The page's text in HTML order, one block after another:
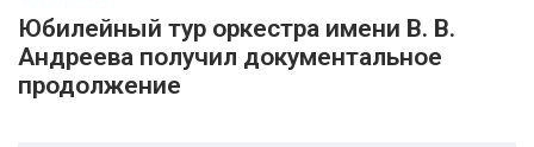
Юбилейный тур оркестра имени В. В.
Андреева получил документальное
продолжение